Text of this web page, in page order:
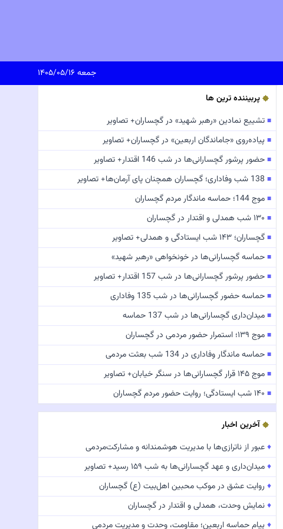
جمعه ۱۴۰۵/۰۵/۱۶
پربیننده ترین ها
■ تشییع نمادین «رهبر شهید» در گچساران+ تصاویر
■ پیاده‌روی «جاماندگان اربعین» در گچساران+ تصاویر
■ حضور پرشور گچسارانی‌ها در شب 146 اقتدار+ تصاویر
■ 138 شب وفاداری؛ گچساران همچنان پای آرمان‌ها+ تصاویر
■ موج 144؛ حماسه ماندگار مردم گچساران
■ ۱۳۰ شب همدلی و اقتدار در گچساران
■ گچساران؛ ۱۴۳ شب ایستادگی و همدلی+ تصاویر
■ حماسه گچسارانی‌ها در خونخواهی «رهبر شهید»
■ حضور پرشور گچسارانی‌ها در شب 157 اقتدار+ تصاویر
■ حماسه حضور گچسارانی‌ها در شب 135 وفاداری
■ میدان‌داری گچسارانی‌ها در شب 137 حماسه
■ موج ۱۳۹؛ استمرار حضور مردمی در گچساران
■ حماسه ماندگار وفاداری در 134 شب بعثت مردمی
■ موج ۱۴۵ قرار گچسارانی‌ها در سنگر خیابان+ تصاویر
■ ۱۴۰ شب ایستادگی؛ روایت حضور مردم گچساران
آخرین اخبار
♦عبور از ناترازی‌ها با مدیریت هوشمندانه و مشارکت‌مردمی
♦میدان‌داری و عهد گچسارانی‌ها به شب ۱۵۹ رسید+ تصاویر
♦ روایت عشق در موکب محبین اهل‌بیت (ع) گچساران
♦نمایش وحدت، همدلی و اقتدار در گچساران
♦ پیام حماسه اربعین؛ مقاومت، وحدت و مدیریت مردمی